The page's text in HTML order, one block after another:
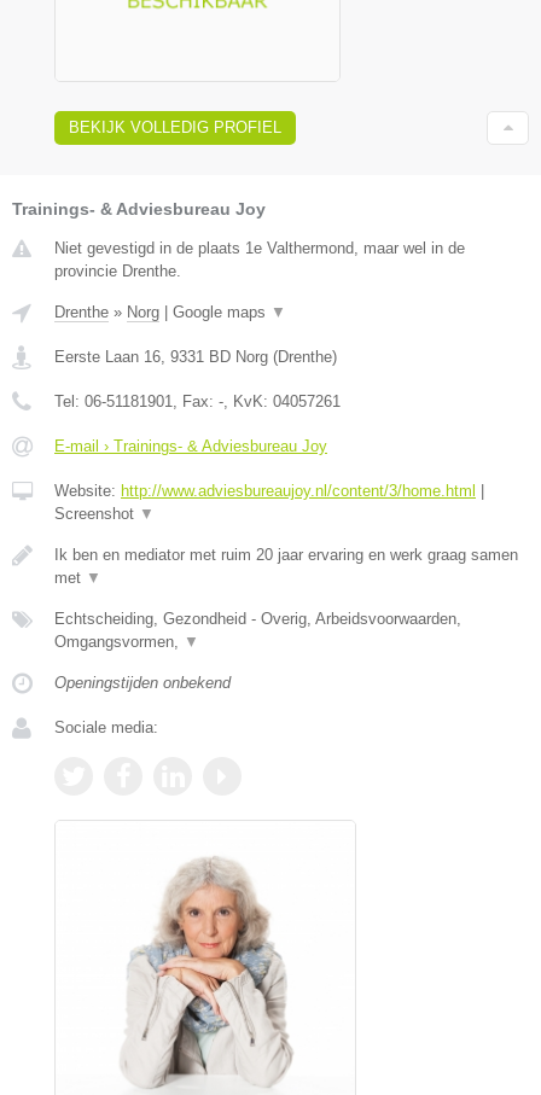
BEKIJK VOLLEDIG PROFIEL
Trainings- & Adviesbureau Joy
Niet gevestigd in de plaats 1e Valthermond, maar wel in de
provincie Drenthe.
Drenthe » Norg Google maps ▼
Eerste Laan 16 9331 BD Norg (Drenthe)
Tel: 06-51181901 , Fax: - , KvK: 04057261
E-mail › Trainings- & Adviesbureau Joy
Website: http://www.adviesbureaujoy.nl/content/3/home.html
Screenshot ▼
Ik ben en mediator met ruim 20 jaar ervaring en werk graag samen
met ▼
Echtscheiding, Gezondheid - Overig, Arbeidsvoorwaarden,
Omgangsvormen,
▼
Openingstijden onbekend
Sociale media: